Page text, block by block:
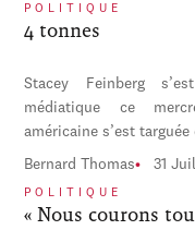
POLITIQUE
4 tonnes
Stacey Feinberg
médiatique ce
américaine s’est
Bernard Thomas 31
POLITIQUE
« Nous courons